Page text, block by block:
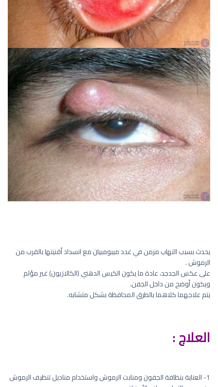
يحدث بسبب التهاب مزمن في غدد ميبومبيان مع انسداد أقنيتها بالقرب من
الرموش .
على عكس الجدجد، عادة ما يكون الكيس الدهني (الكالازيون) غير مؤلم
ويكون أوضح من داخل الجفن.
يتم علاجهما كلاهما بالطرق المحافظة بشكل متشابه.
العلاج :
1- العناية بنظافة الجفون ومنابت الرموش واستخدام مناديل تنظيف الرموش